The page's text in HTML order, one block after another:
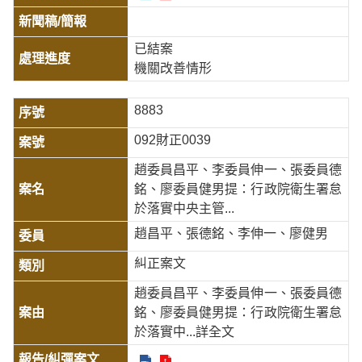
已結案
機關改善情形
8883
092財正0039
趙委員昌平、李委員伸一、張委員德
銘、廖委員健男提：行政院衛生署怠
於落實中央主管...
趙昌平、張德銘、李伸一、廖健男
糾正案文
趙委員昌平、李委員伸一、張委員德
銘、廖委員健男提：行政院衛生署怠
於落實中...詳全文